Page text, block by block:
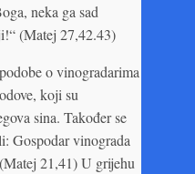
neka ga sad
(Matej 27,42.43)
o vinogradarima
koji su
sina. Također se
Gospodar vinograda
21,41) U grijehu